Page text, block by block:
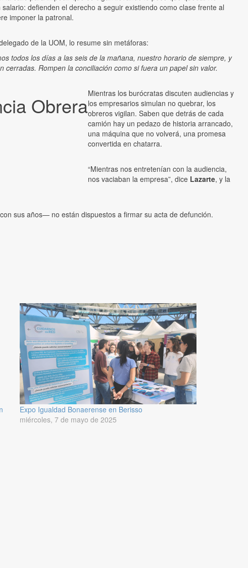
Obrera
defienden el derecho a seguir existiendo como clase frente al
imponer la patronal.
de la UOM, lo resume sin metáforas:
todos los días a las seis de la mañana, nuestro horario de siempre, y
cerradas. Rompen la conciliación como si fuera un papel sin valor.
Mientras los burócratas discuten audiencias y
los empresarios simulan no quebrar, los
obreros vigilan. Saben que detrás de cada
camión hay un pedazo de historia arrancado,
una máquina que no volverá, una promesa
convertida en chatarra.
“Mientras nos entretenían con la audiencia,
nos vaciaban la empresa”, dice Lazarte, y la
sus años— no están dispuestos a firmar su acta de defunción.
Expo Igualdad Bonaerense en Berisso
miércoles, 7 de mayo de 2025